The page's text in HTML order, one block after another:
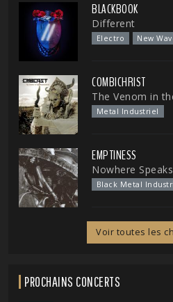
BLACKBOOK
Different
Electro New
COMBICHRIST
The Venom in
Metal Industriel
EMPTINESS
Nowhere Speaks
Black Metal
Voir toutes les
PROCHAINS CONCERTS